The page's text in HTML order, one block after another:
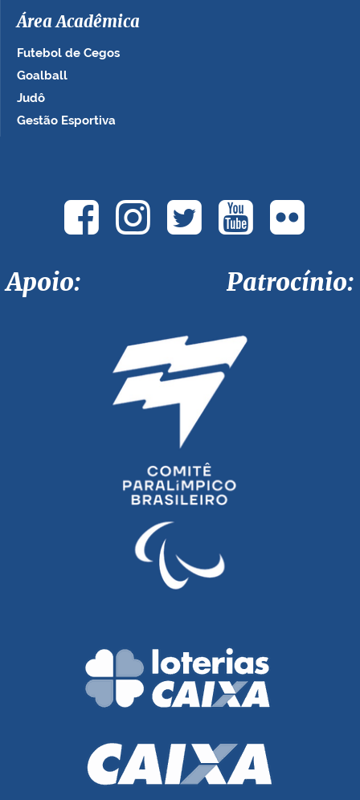
Área Acadêmica
Futebol de Cegos
Goalball
Judô
Gestão Esportiva
Apoio: Patrocínio: